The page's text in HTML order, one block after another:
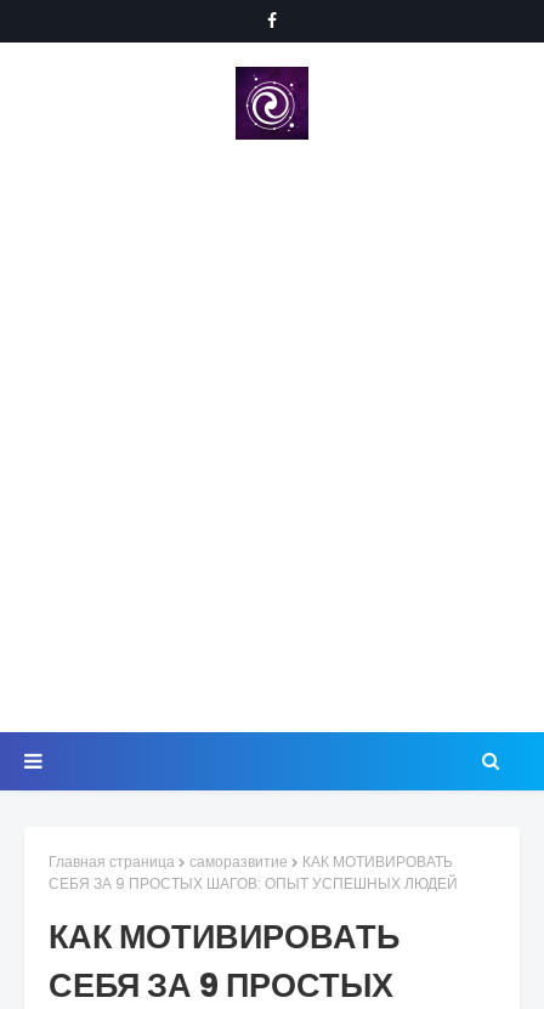
Главная страница саморазвитие
КАК МОТИВИРОВАТЬ
СЕБЯ ЗА 9 ПРОСТЫХ ШАГОВ: ОПЫТ УСПЕШНЫХ ЛЮДЕЙ
КАК МОТИВИРОВАТЬ
СЕБЯ ЗА 9 ПРОСТЫХ